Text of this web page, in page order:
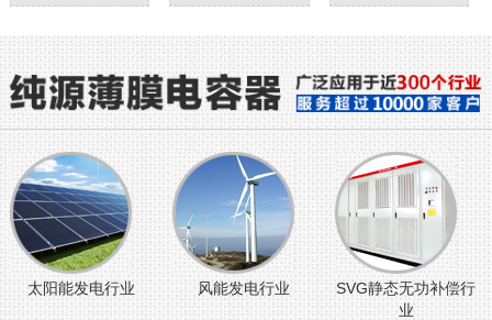
太阳能发电行业 风能发电行业
SVG静态无功补偿行
业